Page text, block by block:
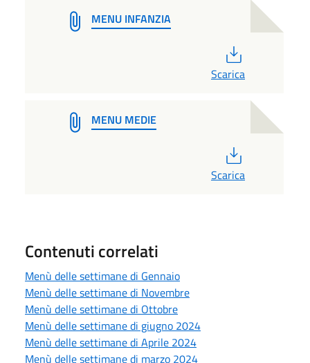
MENU INFANZIA
Scarica
MENU MEDIE
Scarica
Contenuti correlati
Menù delle settimane di Gennaio
Menù delle settimane di Novembre
Menù delle settimane di Ottobre
Menù delle settimane di giugno 2024
Menù delle settimane di Aprile 2024
Menù delle settimane di marzo 2024